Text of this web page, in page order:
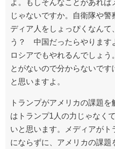
よ。もしそんなことがあれ
じゃないですか。自衛隊や
ディア人をしょっぴくなんて
う？ 中国だったらやります
ロシアでもやれるんでしょう
とがないので分からないで
と思いますよ。
トランプがアメリカの課題
はトランプ1人の力じゃなく
いと思います。メディアが
にならずに、アメリカの課題